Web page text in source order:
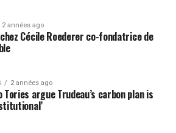
2 années ago
Cécile Roederer co-fondatrice de
2 années ago
Tories argue Trudeau’s carbon plan is